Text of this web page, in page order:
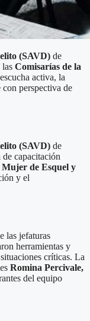
(SAVD) de
las Comisarías de la
activa, la
perspectiva de
(SAVD) de
capacitación
Mujer de Esquel y
y el
las jefaturas
herramientas y
críticas. La
Romina Percivale,
del equipo